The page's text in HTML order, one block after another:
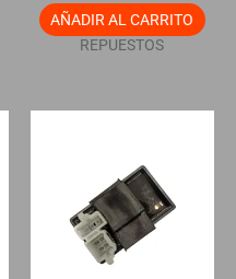
AÑADIR AL CARRITO
REPUESTOS